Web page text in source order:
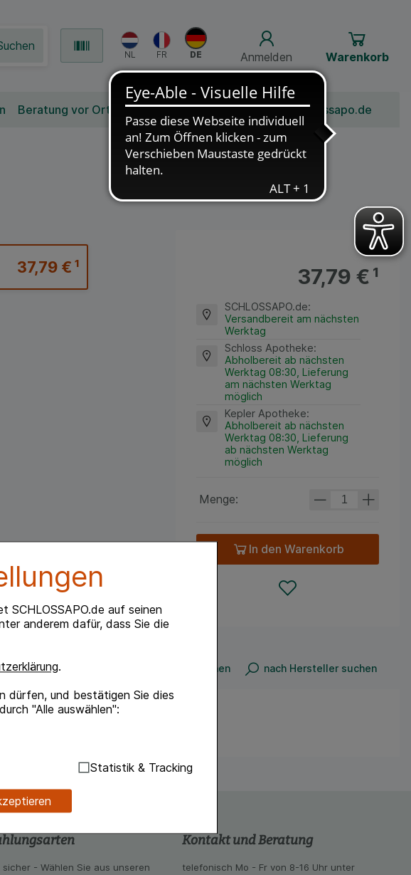
SCHLOSSAPO.de auf seinen
anderem dafür, dass Sie die
.
dürfen, und bestätigen Sie dies
"Alle auswählen":
für die Grundfunktionen unserer
oder unsere Seite an bevorzugte
Cookies ermöglichen es uns auch
Partnerprogramm zu betreiben.
Statistik & Tracking
Anmelden Warenkorb
Beratung vor Ort Bonusprogramm Jobs Über Schlossapo.de
37,79 €¹ 37,79 €¹
SCHLOSSAPO.de:
Versandbereit am nächsten
Werktag
Schloss Apotheke:
Abholbereit ab nächsten
Werktag 08:30, Lieferung
am nächsten Werktag
möglich
Kepler Apotheke:
Abholbereit ab nächsten
Werktag 08:30, Lieferung
ab nächsten Werktag
möglich
Menge:
In den Warenkorb
herunterladen nach Produkt suchen nach Hersteller suchen
sicher - Wählen Sie aus unseren
Kontakt und Beratung
telefonisch Mo - Fr von 8-16 Uhr unter